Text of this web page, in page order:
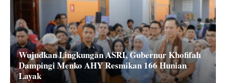
Wujudkan Lingkungan ASRI, Gubernur Khofifah
Dampingi Menko AHY Resmikan 166 Hunian
Layak